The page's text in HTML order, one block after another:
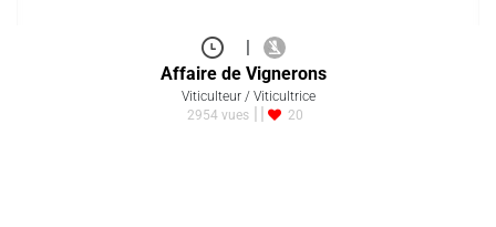
|
Affaire de Vignerons
Viticulteur / Viticultrice
2954 vues
20